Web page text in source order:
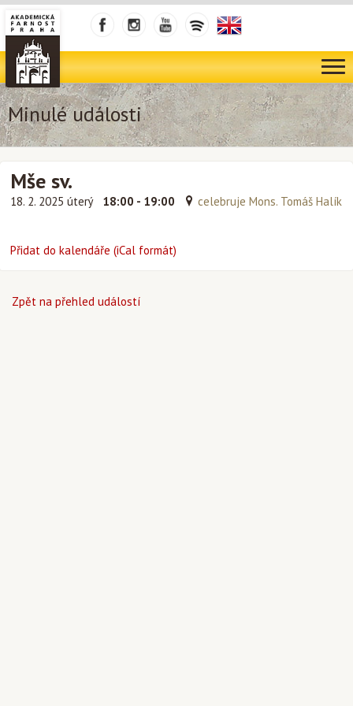
Minulé události
Mše sv.
18. 2. 2025 úterý 18:00 - 19:00 celebruje Mons. Tomáš Halík
Přidat do kalendáře (iCal formát)
Zpět na přehled událostí